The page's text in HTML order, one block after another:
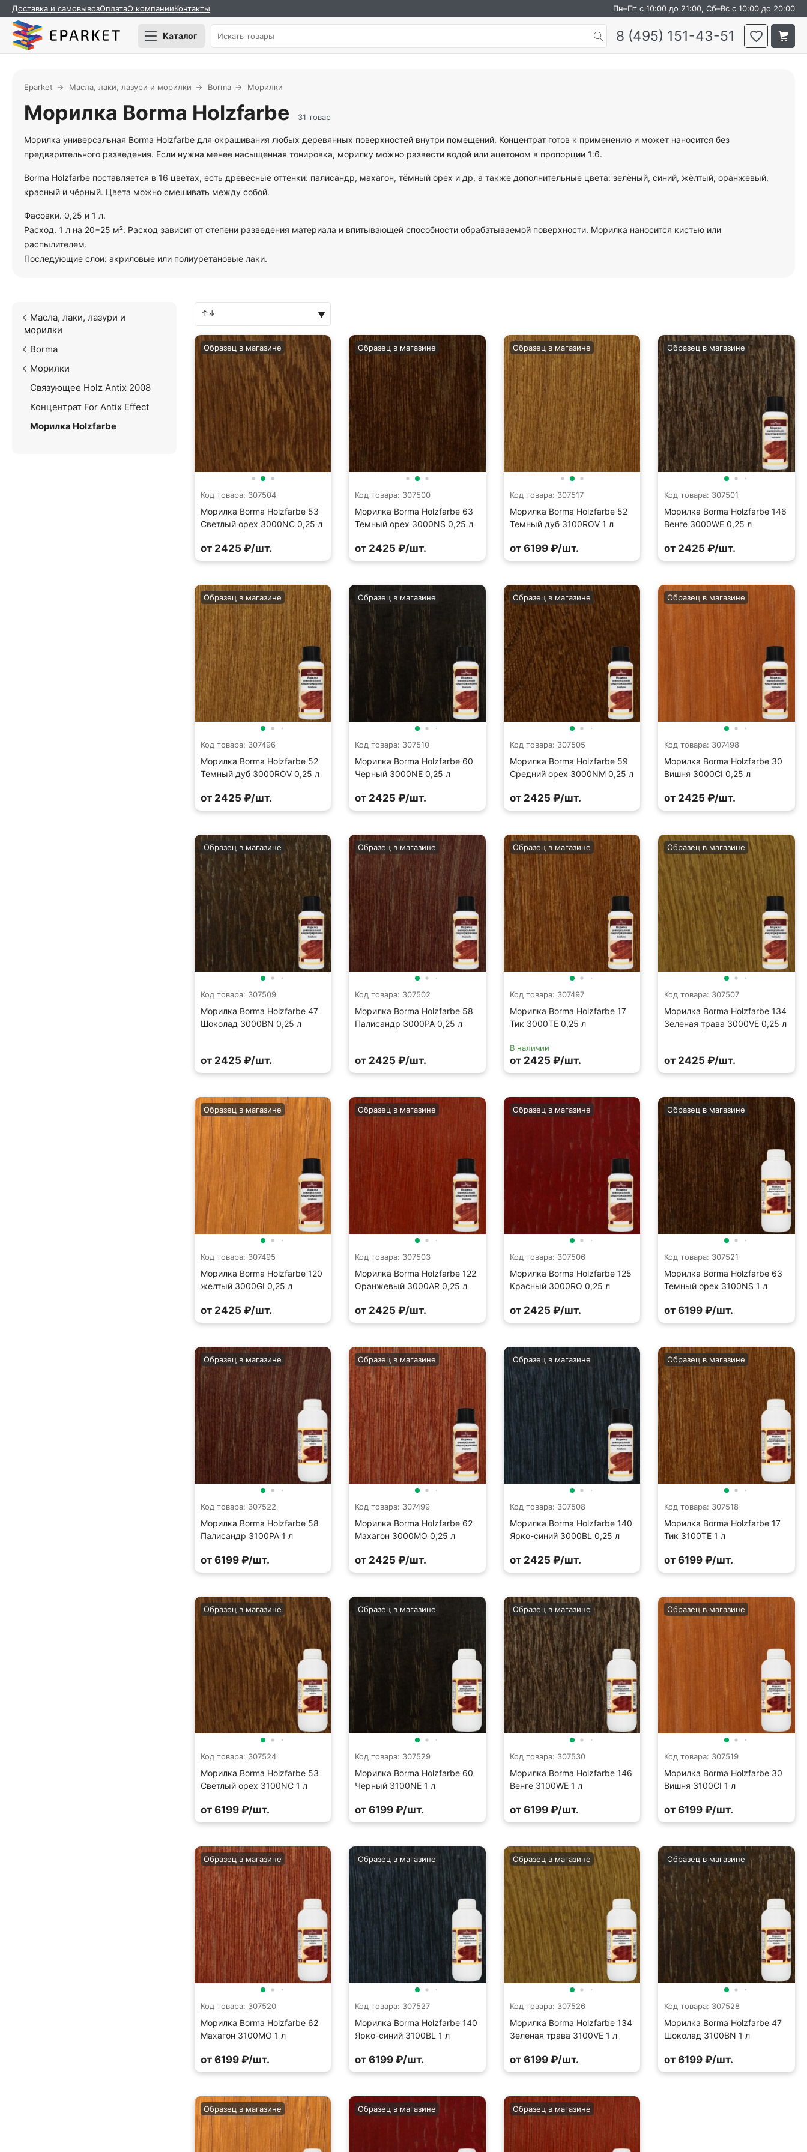
Доставка и самовывозОплатаО компанииКонтакты Пн–Пт с 10:00 до 21:00, Сб–Вс с 10:00 до 20:00
Каталог 8 (495) 151-43-51
Eparket Масла, лаки, лазури и морилки Borma Морилки
Морилка Borma Holzfarbe 31 товар
Морилка универсальная Borma Holzfarbe для окрашивания любых деревянных поверхностей внутри помещений. Концентрат готов к применению и может наносится без
предварительного разведения. Если нужна менее насыщенная тонировка, морилку можно развести водой или ацетоном в пропорции 1:6.
Borma Holzfarbe поставляется в 16 цветах, есть древесные оттенки: палисандр, махагон, тёмный орех и др, а также дополнительные цвета: зелёный, синий, жёлтый, оранжевый,
красный и чёрный. Цвета можно смешивать между собой.
Фасовки. 0,25 и 1 л.
Расход. 1 л на 20−25 м². Расход зависит от степени разведения материала и впитывающей способности обрабатываемой поверхности. Морилка наносится кистью или
распылителем.
Последующие слои: акриловые или полиуретановые лаки.
Масла, лаки, лазури и
морилки
Borma
Морилки
Связующее Holz Antix 2008
Концентрат For Antix Effect
Морилка Holzfarbe
Код товара: 307504
Морилка Borma Holzfarbe 53
Светлый орех 3000NC 0,25 л
Образец в магазине
от 2425 ₽/шт.
Код товара: 307500
Морилка Borma Holzfarbe 63
Темный орех 3000NS 0,25 л
Образец в магазине
от 2425 ₽/шт.
Код товара: 307517
Морилка Borma Holzfarbe 52
Темный дуб 3100ROV 1 л
Образец в магазине
от 6199 ₽/шт.
Код товара: 307501
Морилка Borma Holzfarbe 146
Венге 3000WE 0,25 л
Образец в магазине
от 2425 ₽/шт.
Код товара: 307496
Морилка Borma Holzfarbe 52
Темный дуб 3000ROV 0,25 л
Образец в магазине
от 2425 ₽/шт.
Код товара: 307510
Морилка Borma Holzfarbe 60
Черный 3000NE 0,25 л
Образец в магазине
от 2425 ₽/шт.
Код товара: 307505
Морилка Borma Holzfarbe 59
Средний орех 3000NM 0,25 л
Образец в магазине
от 2425 ₽/шт.
Код товара: 307498
Морилка Borma Holzfarbe 30
Вишня 3000CI 0,25 л
Образец в магазине
от 2425 ₽/шт.
Код товара: 307509
Морилка Borma Holzfarbe 47
Шоколад 3000BN 0,25 л
Образец в магазине
от 2425 ₽/шт.
Код товара: 307502
Морилка Borma Holzfarbe 58
Палисандр 3000PA 0,25 л
Образец в магазине
от 2425 ₽/шт.
Код товара: 307497
Морилка Borma Holzfarbe 17
Тик 3000TE 0,25 л
Образец в магазине
В наличии
от 2425 ₽/шт.
Код товара: 307507
Морилка Borma Holzfarbe 134
Зеленая трава 3000VE 0,25 л
Образец в магазине
от 2425 ₽/шт.
Код товара: 307495
Морилка Borma Holzfarbe 120
желтый 3000GI 0,25 л
Образец в магазине
от 2425 ₽/шт.
Код товара: 307503
Морилка Borma Holzfarbe 122
Оранжевый 3000AR 0,25 л
Образец в магазине
от 2425 ₽/шт.
Код товара: 307506
Морилка Borma Holzfarbe 125
Красный 3000RO 0,25 л
Образец в магазине
от 2425 ₽/шт.
Код товара: 307521
Морилка Borma Holzfarbe 63
Темный орех 3100NS 1 л
Образец в магазине
от 6199 ₽/шт.
Код товара: 307522
Морилка Borma Holzfarbe 58
Палисандр 3100PA 1 л
Образец в магазине
от 6199 ₽/шт.
Код товара: 307499
Морилка Borma Holzfarbe 62
Махагон 3000MO 0,25 л
Образец в магазине
от 2425 ₽/шт.
Код товара: 307508
Морилка Borma Holzfarbe 140
Ярко-синий 3000BL 0,25 л
Образец в магазине
от 2425 ₽/шт.
Код товара: 307518
Морилка Borma Holzfarbe 17
Тик 3100TE 1 л
Образец в магазине
от 6199 ₽/шт.
Код товара: 307524
Морилка Borma Holzfarbe 53
Светлый орех 3100NC 1 л
Образец в магазине
от 6199 ₽/шт.
Код товара: 307529
Морилка Borma Holzfarbe 60
Черный 3100NE 1 л
Образец в магазине
от 6199 ₽/шт.
Код товара: 307530
Морилка Borma Holzfarbe 146
Венге 3100WE 1 л
Образец в магазине
от 6199 ₽/шт.
Код товара: 307519
Морилка Borma Holzfarbe 30
Вишня 3100CI 1 л
Образец в магазине
от 6199 ₽/шт.
Код товара: 307520
Морилка Borma Holzfarbe 62
Махагон 3100MO 1 л
Образец в магазине
от 6199 ₽/шт.
Код товара: 307527
Морилка Borma Holzfarbe 140
Ярко-синий 3100BL 1 л
Образец в магазине
от 6199 ₽/шт.
Код товара: 307526
Морилка Borma Holzfarbe 134
Зеленая трава 3100VE 1 л
Образец в магазине
от 6199 ₽/шт.
Код товара: 307528
Морилка Borma Holzfarbe 47
Шоколад 3100BN 1 л
Образец в магазине
от 6199 ₽/шт.
Образец в магазине Образец в магазине Образец в магазине